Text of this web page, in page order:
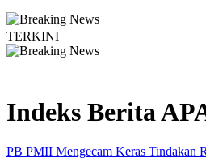
TERKINI
Indeks Berita
PB PMII Mengecam Keras Tindakan